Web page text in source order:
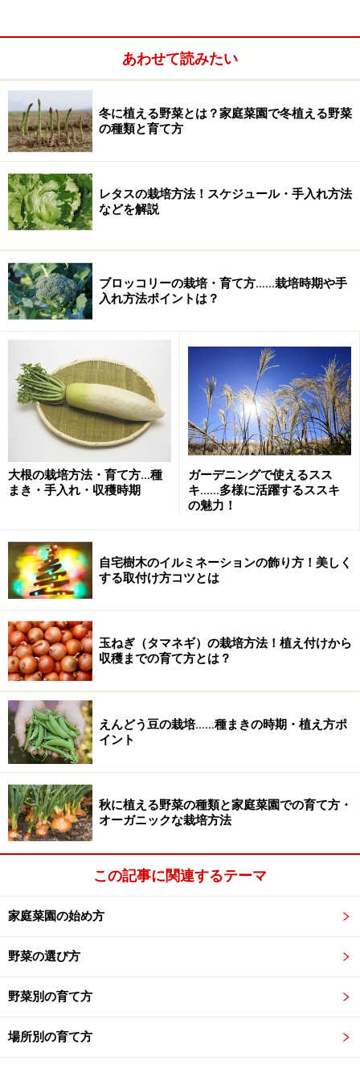
あわせて読みたい
冬に植える野菜とは？家庭菜園で冬植える野菜
の種類と育て方
レタスの栽培方法！スケジュール・手入れ方法
などを解説
ブロッコリーの栽培・育て方……栽培時期や手
入れ方法ポイントは？
大根の栽培方法・育て方…種
まき・手入れ・収穫時期
ガーデニングで使えるスス
キ……多様に活躍するススキ
の魅力！
自宅樹木のイルミネーションの飾り方！美しく
する取付け方コツとは
玉ねぎ（タマネギ）の栽培方法！植え付けから
収穫までの育て方とは？
えんどう豆の栽培……種まきの時期・植え方ポ
イント
秋に植える野菜の種類と家庭菜園での育て方・
オーガニックな栽培方法
この記事に関連するテーマ
家庭菜園の始め方
野菜の選び方
野菜別の育て方
場所別の育て方